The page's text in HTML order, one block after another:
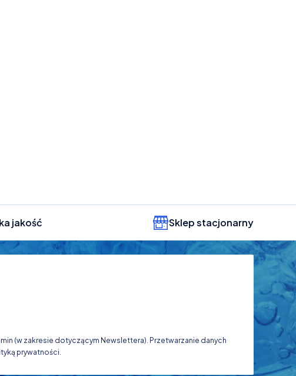
jakość Sklep stacjonarny
(w zakresie dotyczącym Newslettera). Przetwarzanie danych
prywatności.